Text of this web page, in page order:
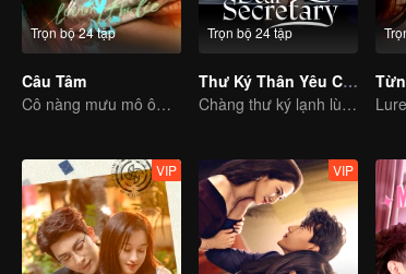
Trọn bộ 24 tập
Câu Tâm
Cô nàng mưu mô ôm hận báo thù phải lòng chàng thiếu gia bất hảo
Trọn bộ 24 tập
Thư Ký Thân Yêu Của Tôi
Chàng thư ký lạnh lùng bắt vía sếp nữ xinh đẹp
VIP VIP